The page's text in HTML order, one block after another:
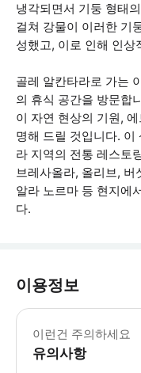
냉각되면서 기둥 형태
걸쳐 강물이 이러한 기
성했고, 이로 인해 인상
골레 알칸타라로 가는
의 휴식 공간을 방문합
이 자연 현상의 기원,
명해 드릴 것입니다.
라 지역의 전통 레스토
브레사올라, 올리브,
알라 노르마 등 현지에
다.
이용정보
이런건 주의하세요
유의사항